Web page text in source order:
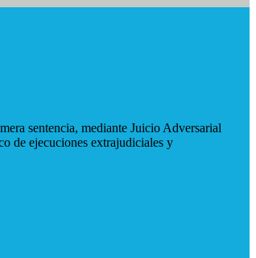
sentencia, mediante Juicio Adversarial
de ejecuciones extrajudiciales y